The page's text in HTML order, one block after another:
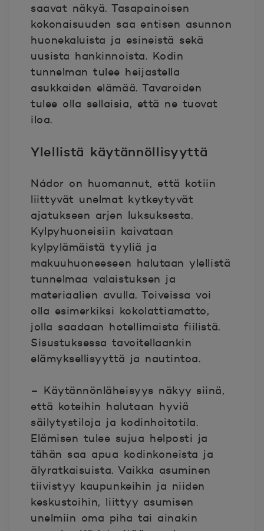
saavat näkyä. Tasapainoisen
kokonaisuuden saa entisen asunnon
huonekaluista ja esineistä sekä
uusista hankinnoista. Kodin
tunnelman tulee heijastella
asukkaiden elämää. Tavaroiden
tulee olla sellaisia, että ne tuovat
iloa.
Ylellistä käytännöllisyyttä
Nádor on huomannut, että kotiin
liittyvät unelmat kytkeytyvät
ajatukseen arjen luksuksesta.
Kylpyhuoneisiin kaivataan
kylpylämäistä tyyliä ja
makuuhuoneeseen halutaan ylellistä
tunnelmaa valaistuksen ja
materiaalien avulla. Toiveissa voi
olla esimerkiksi kokolattiamatto,
jolla saadaan hotellimaista fiilistä.
Sisustuksessa tavoitellaankin
elämyksellisyyttä ja nautintoa.
– Käytännönläheisyys näkyy siinä,
että koteihin halutaan hyviä
säilytystiloja ja kodinhoitotila.
Elämisen tulee sujua helposti ja
tähän saa apua kodinkoneista ja
älyratkaisuista. Vaikka asuminen
tiivistyy kaupunkeihin ja niiden
keskustoihin, liittyy asumisen
unelmiin oma piha tai ainakin